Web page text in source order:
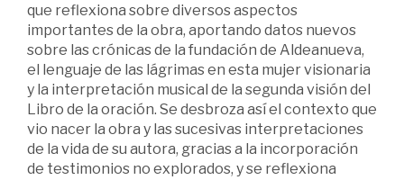
que reflexiona sobre diversos aspectos
importantes de la obra, aportando datos nuevos
sobre las crónicas de la fundación de Aldeanueva,
el lenguaje de las lágrimas en esta mujer visionaria
y la interpretación musical de la segunda visión del
Libro de la oración. Se desbroza así el contexto que
vio nacer la obra y las sucesivas interpretaciones
de la vida de su autora, gracias a la incorporación
de testimonios no explorados, y se reflexiona